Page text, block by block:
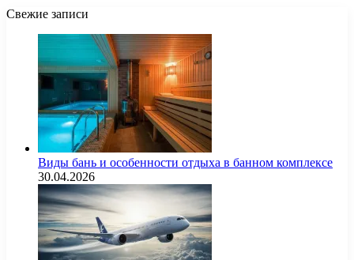
Свежие записи
Виды бань и особенности отдыха в банном комплексе
30.04.2026